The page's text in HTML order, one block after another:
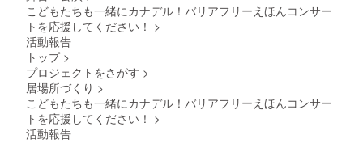
〇よ
希望さ
れるお
クール
での優
い本格
派ジャ
ティー
ルパン
演奏を
始め、
は10
月〜
ターン
とさせ
こどもたちも一緒にカナデル！バリアフリーえほんコンサー
トを応援してください！ >
活動報告
トップ >
プロジェクトをさがす >
居場所づくり >
こどもたちも一緒にカナデル！バリアフリーえほんコンサー
トを応援してください！ >
活動報告